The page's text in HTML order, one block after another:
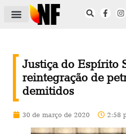
Justiça do Espírito
reintegração de
demitidos
30 de março de 2020 2:58